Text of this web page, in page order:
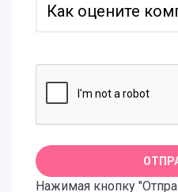
Нажимая кнопку